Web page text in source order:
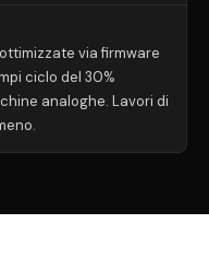
via firmware
ciclo del 30%
analoghe. Lavori di